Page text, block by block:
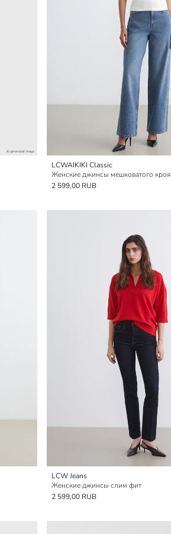
LCWAIKIKI Classic
Женские джинсы мешковатого кроя
2 599,00 RUB
LCW Jeans
Женские джинсы слим фит
2 599,00 RUB